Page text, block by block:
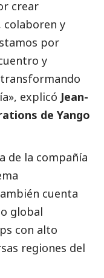
crear
colaboren y
por
y
explicó Jean-
de Yango
de la compañía
cuenta
global
con alto
regiones del